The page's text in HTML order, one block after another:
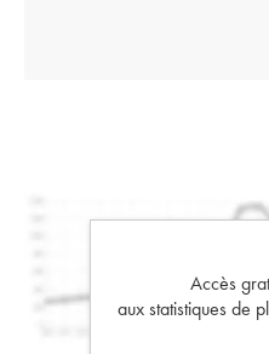
Accès
aux statistiques de